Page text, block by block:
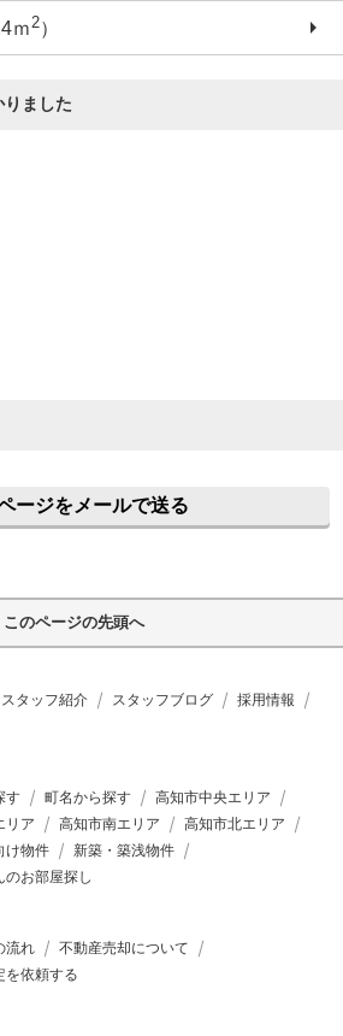
ｍ2）
ました
ージをメールで送る
このページの先頭へ
スタッフ紹介 スタッフブログ
採用情報
す 町名から探す
高知市中央エリア
リア 高知市南エリア
高知市北エリア
け物件
新築・築浅物件
のお部屋探し
流れ
不動産売却について
を依頼する